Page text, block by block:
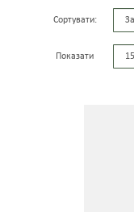
Сортувати:
Показати